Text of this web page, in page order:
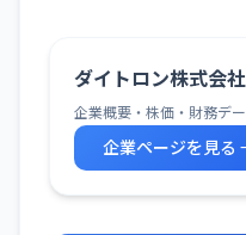
ダイトロン株式会社
企業概要・株価・財務デ
企業ページを見る